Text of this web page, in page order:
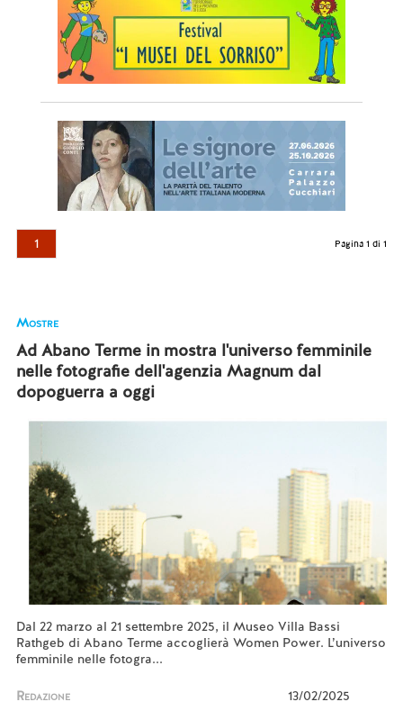
1 Pagina 1 di 1
Mostre
Ad Abano Terme in mostra l'universo femminile
nelle fotografie dell'agenzia Magnum dal
dopoguerra a oggi
Dal 22 marzo al 21 settembre 2025, il Museo Villa Bassi
Rathgeb di Abano Terme accoglierà Women Power. L’universo
femminile nelle fotogra...
Redazione 13/02/2025